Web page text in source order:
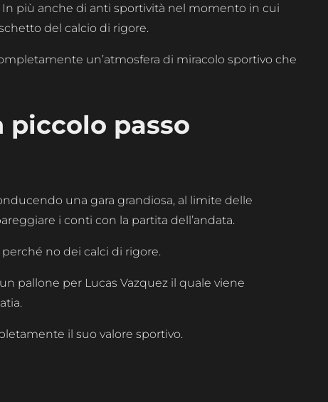
più anche di anti sportività nel momento in cui
del calcio di rigore.
un’atmosfera di miracolo sportivo che
piccolo passo
una gara grandiosa, al limite delle
i conti con la partita dell’andata.
no dei calci di rigore.
pallone per Lucas Vazquez il quale viene
il suo valore sportivo.